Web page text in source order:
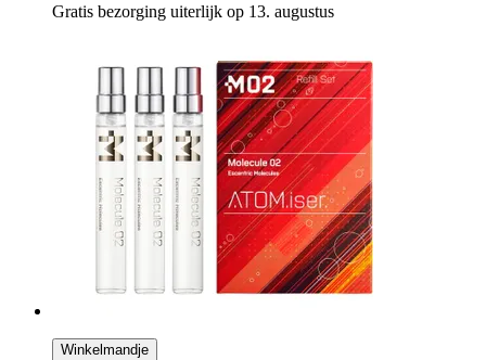
Gratis bezorging uiterlijk op 13. augustus
Winkelmandje